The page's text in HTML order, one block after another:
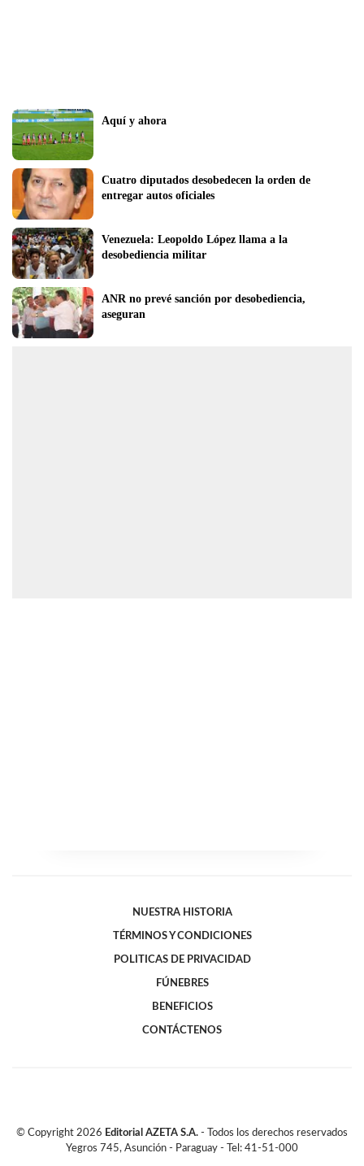
Aquí y ahora
Cuatro diputados desobedecen la orden de
entregar autos oficiales
Venezuela: Leopoldo López llama a la
desobediencia militar
ANR no prevé sanción por desobediencia,
aseguran
NUESTRA HISTORIA
TÉRMINOS Y CONDICIONES
POLITICAS DE PRIVACIDAD
FÚNEBRES
BENEFICIOS
CONTÁCTENOS
© Copyright 2026 Editorial AZETA S.A. - Todos los derechos reservados
Yegros 745, Asunción - Paraguay - Tel: 41-51-000